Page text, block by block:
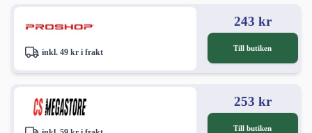
inkl. 49 kr i frakt
243 kr
Till butiken
253 kr
Till butiken